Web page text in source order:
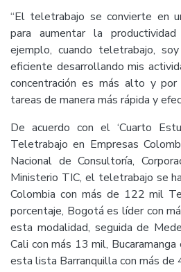
“El teletrabajo se convierte en
para aumentar la
ejemplo, cuando teletrabajo,
eficiente desarrollando mis
concentración es más alto y
tareas de manera más rápida y
De acuerdo con el ‘Cuarto
Teletrabajo en Empresas
Nacional de Consultoría,
Ministerio TIC, el teletrabajo se
Colombia con más de 122 mil
porcentaje, Bogotá es líder con
esta modalidad, seguida de
Cali con más 13 mil,
esta lista Barranquilla con más de